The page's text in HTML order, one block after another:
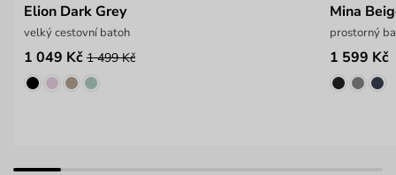
Elion Dark Grey
velký cestovní batoh
1 049 Kč 1 499 Kč
Mina
prostorný
1 599 Kč